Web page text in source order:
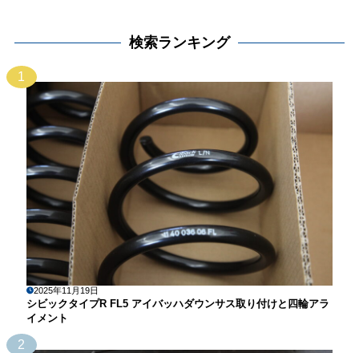
検索ランキング
1
2025年11月19日
シビックタイプR FL5 アイバッハダウンサス取り付けと四輪アラ
イメント
2